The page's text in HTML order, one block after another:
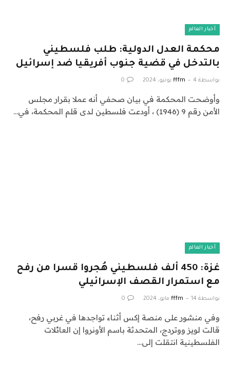
أخبار العالم
محكمة العدل الدولية: طلب فلسطيني
بالتدخل في قضية جنوب أفريقيا ضد إسرائيل
بواسطة fffm 4 يونيو، 2024 0
وأوضحت المحكمة في بيان صحفي أنه عملا بقرار مجلس
الأمن رقم 9 (1946) ، أودعت فلسطين لدى قلم المحكمة، في…
أخبار العالم
غزة: 450 ألف فلسطيني هُجروا قسرا من رفح
مع استمرار القصف الإسرائيلي
بواسطة fffm 14 مايو، 2024 0
وفي منشور على منصة إكس أثناء تواجدها في غربي رفح،
قالت لويز ووتردج، المتحدثة باسم الأونروا إن العائلات
الفلسطينية انتقلت إلى…